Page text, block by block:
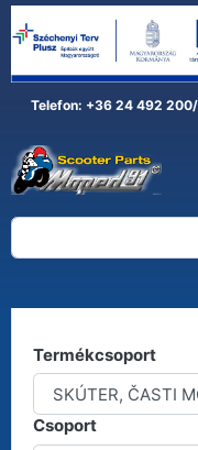
Telefon: +36 24 492
SKÚTER,
Termékcsoport
Csoport